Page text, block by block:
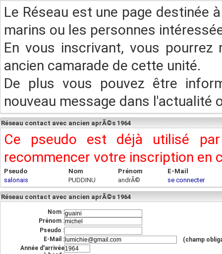
Le Réseau est une page destinée
marins ou les personnes
En vous inscrivant, vous
ancien camarade de cette unité.
De plus vous pouvez être
nouveau message dans l'actualité
Réseau contact avec ancien aprÃ©s 1964
Ce pseudo est déjà utilisé
recommencer votre inscription en
Pseudo Nom Prénom
E-Mail
salonais
PUDDINU andrÃ© se connecter
Réseau contact avec ancien aprÃ©s 1964
Nom :
Prénom :
Pseudo :
E-Mail :
(champ
Année d'arrivée